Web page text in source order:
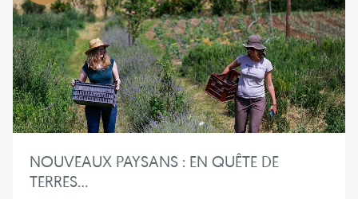
NOUVEAUX PAYSANS : EN QUÊTE DE
TERRES…